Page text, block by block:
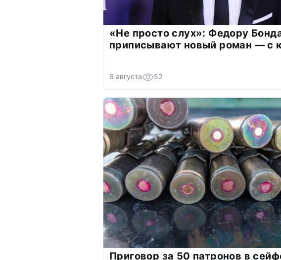
«Не просто слух»: Федору
приписывают новый роман — с
6 августа 52
Приговор за 50 патронов в